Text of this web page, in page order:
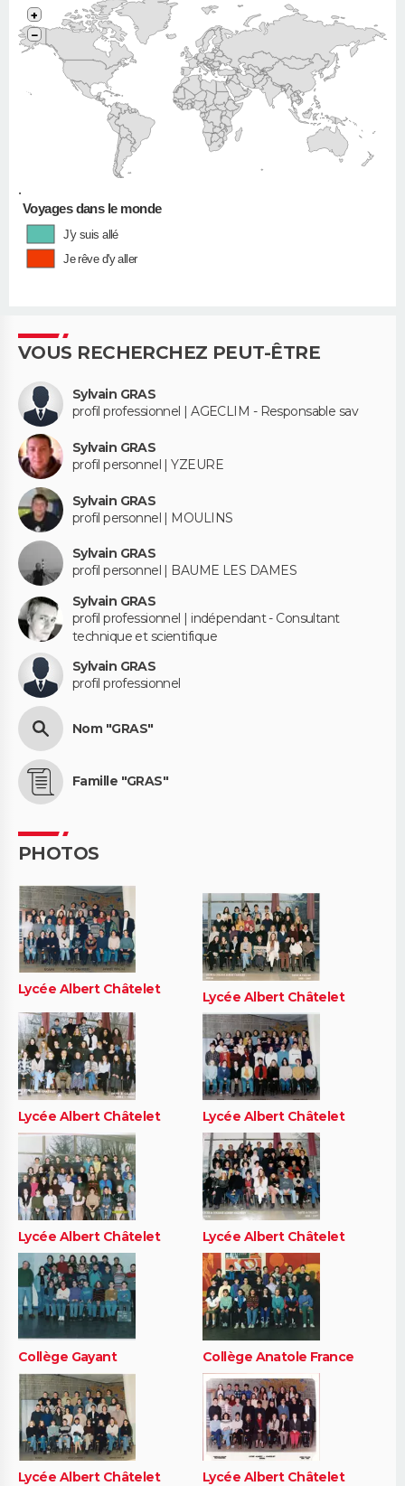
•
+
−
Voyages dans le monde
J'y suis allé
Je rêve d'y aller
VOUS RECHERCHEZ PEUT-ÊTRE
Sylvain GRAS
profil professionnel | AGECLIM - Responsable sav
Sylvain GRAS
profil personnel | YZEURE
Sylvain GRAS
profil personnel | MOULINS
Sylvain GRAS
profil personnel | BAUME LES DAMES
Sylvain GRAS
profil professionnel | indépendant - Consultant
technique et scientifique
Sylvain GRAS
profil professionnel
Nom "GRAS"
Famille "GRAS"
PHOTOS
Lycée Albert Châtelet Lycée Albert Châtelet
Lycée Albert Châtelet Lycée Albert Châtelet
Lycée Albert Châtelet Lycée Albert Châtelet
Collège Gayant Collège Anatole France
Lycée Albert Châtelet Lycée Albert Châtelet